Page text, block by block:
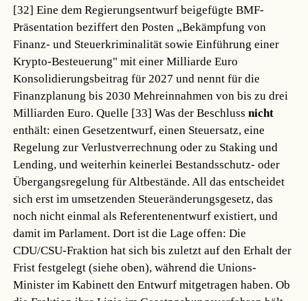
[32] Eine dem Regierungsentwurf beigefügte BMF-
Präsentation beziffert den Posten „Bekämpfung von
Finanz- und Steuerkriminalität sowie Einführung einer
Krypto-Besteuerung" mit einer Milliarde Euro
Konsolidierungsbeitrag für 2027 und nennt für die
Finanzplanung bis 2030 Mehreinnahmen von bis zu drei
Milliarden Euro.Quelle [33] Was der Beschlussnicht
enthält: einen Gesetzentwurf, einen Steuersatz, eine
Regelung zur Verlustverrechnung oder zu Staking und
Lending, und weiterhin keinerlei Bestandsschutz- oder
Übergangsregelung für Altbestände. All das entscheidet
sich erst im umsetzenden Steueränderungsgesetz, das
noch nicht einmal als Referentenentwurf existiert, und
damit im Parlament. Dort ist die Lage offen: Die
CDU/CSU-Fraktion hat sich bis zuletzt auf den Erhalt der
Frist festgelegt (siehe oben), während die Unions-
Minister im Kabinett den Entwurf mitgetragen haben. Ob